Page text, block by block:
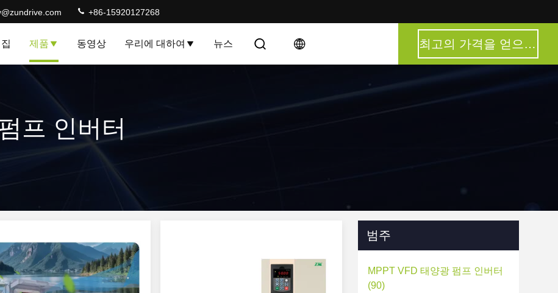
+86-15920127268
집 제품 동영상 우리에 대하여 뉴스 최고의 가격을 얻으십시오
프 인버터
범주
MPPT VFD 태양광 펌프 인버터
(90)